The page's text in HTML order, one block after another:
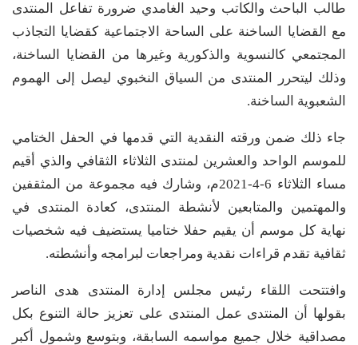
طالب الباحث والكاتب وحيد الغامدي ضرورة تفاعل المنتدى
مع القضايا الساخنة على الساحة الاجتماعية كقضايا التجاذب
المجتمعي كالنسوية والذكورية وغيرها من القضايا الساخنة،
وذلك ليتحرر المنتدى من السياق النخبوي ليصل إلى الهموم
الشعبوية الساخنة.
جاء ذلك ضمن ورقته النقدية التي قدمها في الحفل الختامي
للموسم الواحد والعشرين لمنتدى الثلاثاء الثقافي والذي أقيم
مساء الثلاثاء 6-4-2021م، وشارك فيه مجموعة من المثقفين
والمهتمين والمتابعين لأنشطة المنتدى، كعادة المنتدى في
نهاية كل موسم أن يقيم حفلا ختاميا يستضيف فيه شخصيات
ثقافية تقدم قراءات نقدية ومراجعات لبرامجه وأنشطته.
وافتتحت اللقاء رئيس مجلس إدارة المنتدى هدى الناصر
بقولها أن المنتدى عمل المنتدى على تعزيز حالة التنوع بكل
مصداقية خلال جميع مواسمه السابقة، وبتوسع وشمول أكبر